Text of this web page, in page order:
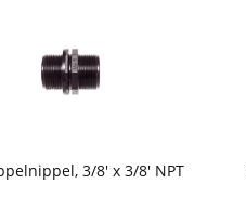
Muffe Messing 1/2